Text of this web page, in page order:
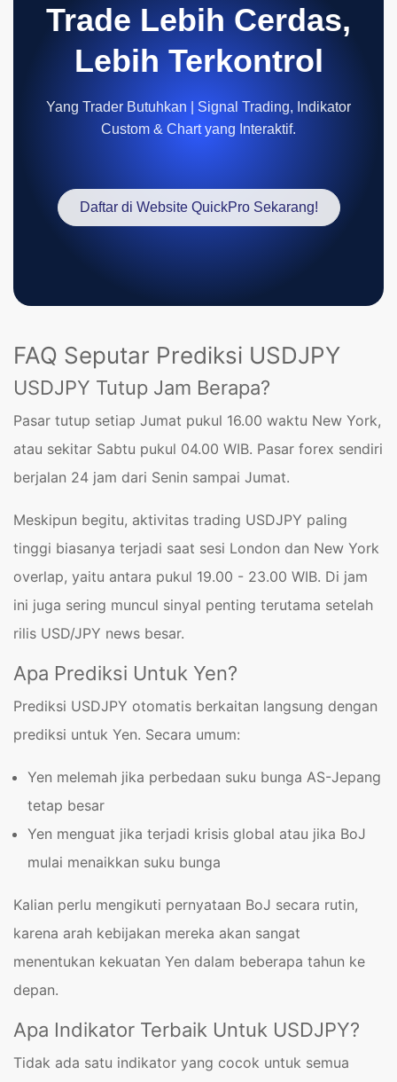
Trade Lebih Cerdas,
Lebih Terkontrol
Yang Trader Butuhkan | Signal Trading, Indikator
Custom & Chart yang Interaktif.
Daftar di Website QuickPro Sekarang!
FAQ Seputar Prediksi USDJPY
USDJPY Tutup Jam Berapa?
Pasar tutup setiap Jumat pukul 16.00 waktu New York,
atau sekitar Sabtu pukul 04.00 WIB. Pasar forex sendiri
berjalan 24 jam dari Senin sampai Jumat.
Meskipun begitu, aktivitas trading USDJPY paling
tinggi biasanya terjadi saat sesi London dan New York
overlap, yaitu antara pukul 19.00 - 23.00 WIB. Di jam
ini juga sering muncul sinyal penting terutama setelah
rilis USD/JPY news besar.
Apa Prediksi Untuk Yen?
Prediksi USDJPY otomatis berkaitan langsung dengan
prediksi untuk Yen. Secara umum:
Yen melemah jika perbedaan suku bunga AS-Jepang
tetap besar
Yen menguat jika terjadi krisis global atau jika BoJ
mulai menaikkan suku bunga
Kalian perlu mengikuti pernyataan BoJ secara rutin,
karena arah kebijakan mereka akan sangat
menentukan kekuatan Yen dalam beberapa tahun ke
depan.
Apa Indikator Terbaik Untuk USDJPY?
Tidak ada satu indikator yang cocok untuk semua